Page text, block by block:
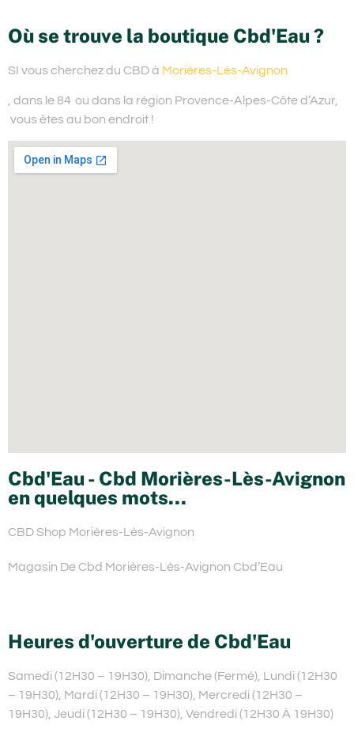
Où se trouve la boutique Cbd'Eau ?
SI vous cherchez du CBD à Morières-Lès-Avignon
, dans le 84 ou dans la région Provence-Alpes-Côte d’Azur,
vous êtes au bon endroit !
Cbd'Eau - Cbd Morières-Lès-Avignon
en quelques mots...
CBD Shop Morières-Lès-Avignon
Magasin De Cbd Morières-Lès-Avignon Cbd’Eau
Heures d'ouverture de Cbd'Eau
Samedi (12H30 – 19H30), Dimanche (Fermé), Lundi (12H30
– 19H30), Mardi (12H30 – 19H30), Mercredi (12H30 –
19H30), Jeudi (12H30 – 19H30), Vendredi (12H30 À 19H30)